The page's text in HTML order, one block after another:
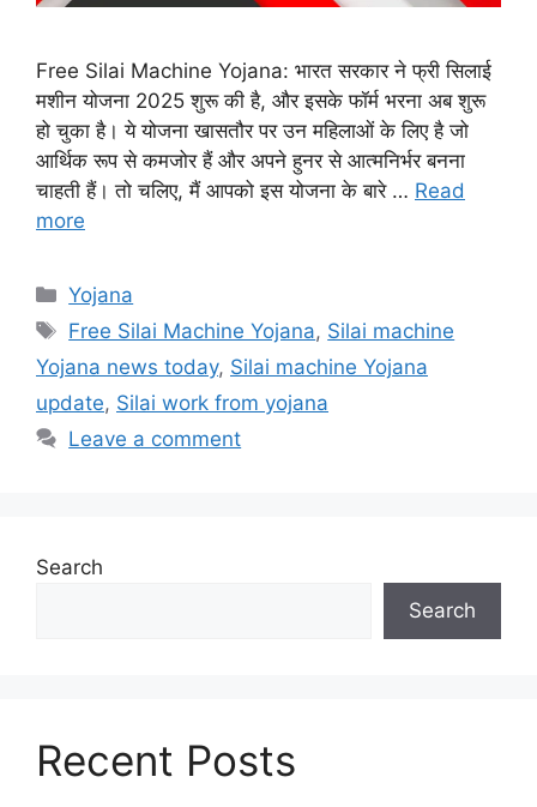
Free Silai Machine Yojana: भारत सरकार ने फ्री सिलाई
मशीन योजना 2025 शुरू की है, और इसके फॉर्म भरना अब शुरू
हो चुका है। ये योजना खासतौर पर उन महिलाओं के लिए है जो
आर्थिक रूप से कमजोर हैं और अपने हुनर से आत्मनिर्भर बनना
चाहती हैं। तो चलिए, मैं आपको इस योजना के बारे … Read
more
Categories
Yojana
Tags
Free Silai Machine Yojana, Silai machine
Yojana news today, Silai machine Yojana
update, Silai work from yojana
Leave a comment
Search
Search
Recent Posts